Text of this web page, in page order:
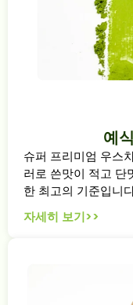
예
슈퍼 프리미엄 우스
러로 쓴맛이 적고 단
한 최고의 기준입니
자세히 보기>>